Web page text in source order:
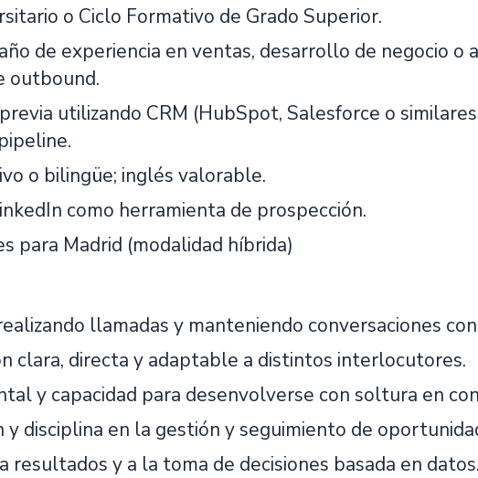
o Ciclo Formativo de Grado Superior.
de experiencia en ventas, desarrollo de negocio o
outbound.
utilizando CRM (HubSpot, Salesforce o
o bilingüe; inglés valorable.
como herramienta de prospección.
para Madrid (modalidad híbrida)
llamadas y manteniendo conversaciones
clara, directa y adaptable a distintos interlocutores.
y capacidad para desenvolverse con soltura en
y disciplina en la gestión y seguimiento de
resultados y a la toma de decisiones basada en datos.